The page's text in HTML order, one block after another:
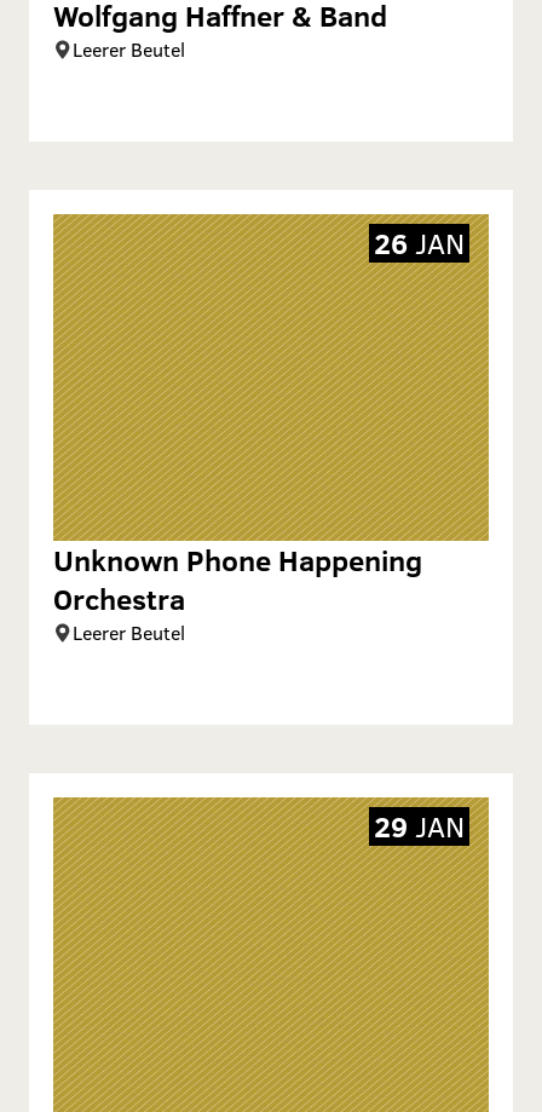
Wolfgang Haffner & Band
Leerer Beutel
Unknown Phone Happening
Orchestra
Leerer Beutel
26JAN
29 JAN